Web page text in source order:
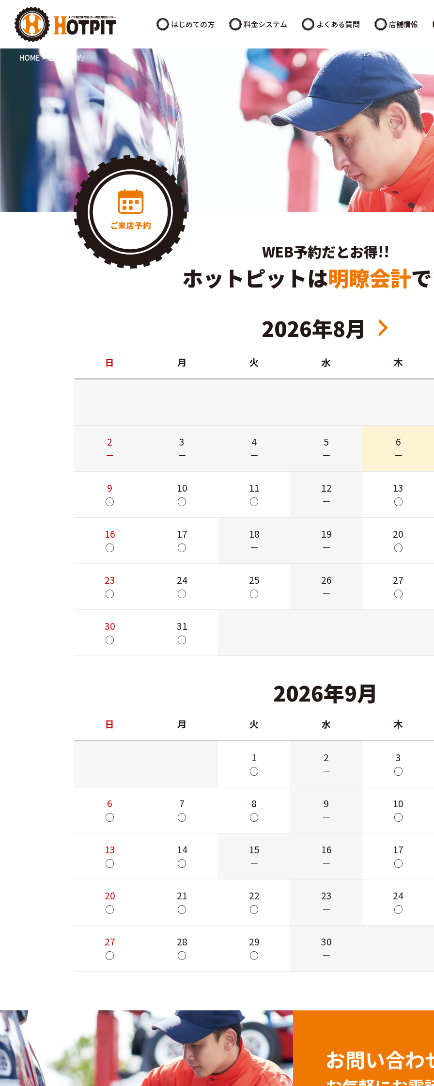
はじめての方 料金システム よくある質問 店舗情報
HOME>ご来店予約
WEB予約だとお得!!
ホットピットは明瞭会計
2026年8月
日 月 火 水 木
2
－
3
－
4
－
5
－
6
－
9
○
10
○
11
○
12
－
13
○
16
○
17
○
18
－
19
－
20
○
23
○
24
○
25
○
26
－
27
○
30
○
31
○
2026年9月
日 月 火 水 木
1
○
2
－
3
○
6
○
7
○
8
○
9
－
10
○
13
○
14
○
15
－
16
－
17
○
20
○
21
○
22
○
23
－
24
○
27
○
28
○
29
○
30
－
お問い合わ